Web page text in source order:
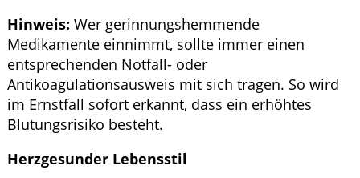
Hinweis: Wer gerinnungshemmende
Medikamente einnimmt, sollte immer einen
entsprechenden Notfall- oder
Antikoagulationsausweis mit sich tragen. So wird
im Ernstfall sofort erkannt, dass ein erhöhtes
Blutungsrisiko besteht.
Herzgesunder Lebensstil